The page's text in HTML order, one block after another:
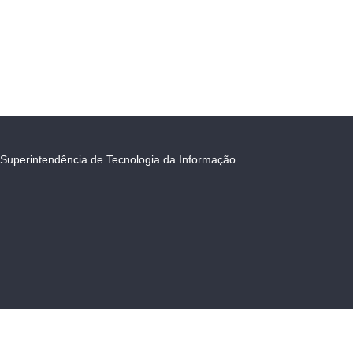
Superintendência de Tecnologia da Informação